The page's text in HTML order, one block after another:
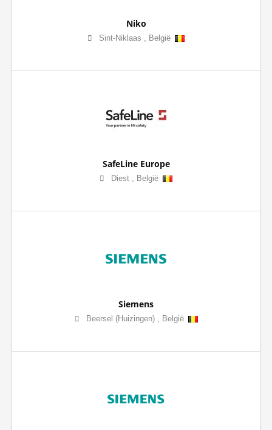
Niko
Sint-Niklaas , België
SafeLine Europe
Diest , België
Siemens
Beersel (Huizingen), België